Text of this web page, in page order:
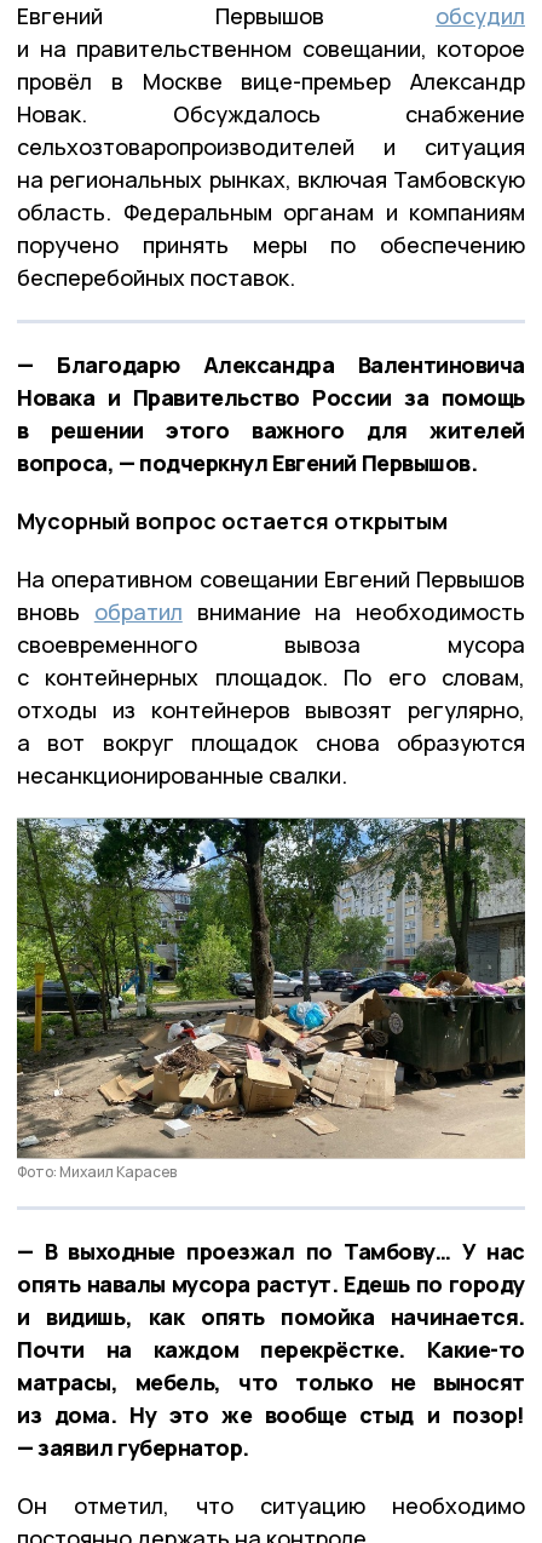
Евгений Первышов обсудил
и на правительственном совещании, которое
провёл в Москве вице-премьер Александр
Новак. Обсуждалось снабжение
сельхозтоваропроизводителей и ситуация
на региональных рынках, включая Тамбовскую
область. Федеральным органам и компаниям
поручено принять меры по обеспечению
бесперебойных поставок.
— Благодарю Александра Валентиновича
Новака и Правительство России за помощь
в решении этого важного для жителей
вопроса, — подчеркнул Евгений Первышов.
Мусорный вопрос остается открытым
На оперативном совещании Евгений Первышов
вновь обратил внимание на необходимость
своевременного вывоза мусора
с контейнерных площадок. По его словам,
отходы из контейнеров вывозят регулярно,
а вот вокруг площадок снова образуются
несанкционированные свалки.
Фото: Михаил Карасев
— В выходные проезжал по Тамбову… У нас
опять навалы мусора растут. Едешь по городу
и видишь, как опять помойка начинается.
Почти на каждом перекрёстке. Какие-то
матрасы, мебель, что только не выносят
из дома. Ну это же вообще стыд и позор!
— заявил губернатор.
Он отметил, что ситуацию необходимо